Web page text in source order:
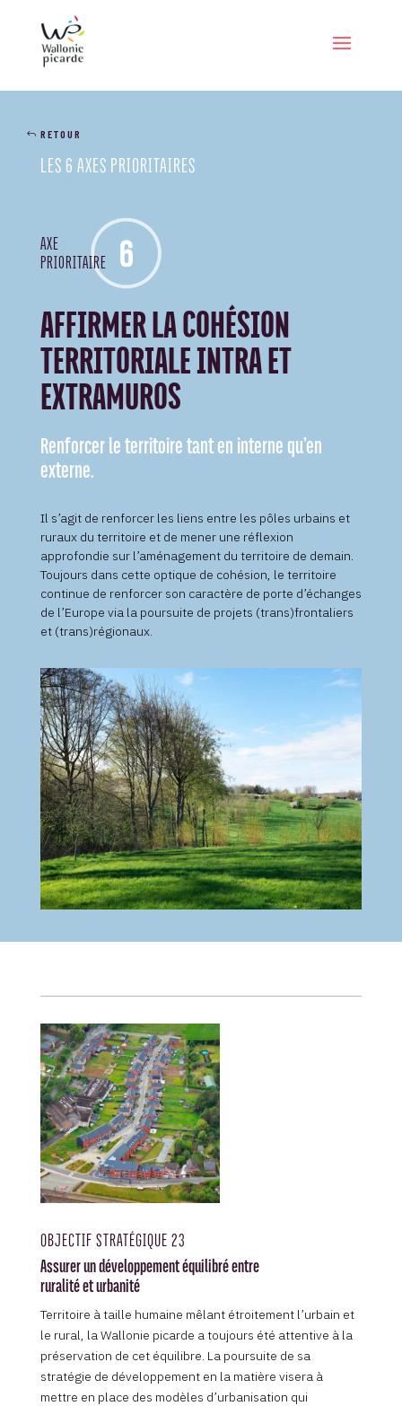
RETOUR
LES 6 AXES PRIORITAIRES
AXE
PRIORITAIRE
AFFIRMER LA COHÉSION
TERRITORIALE INTRA ET
EXTRAMUROS
Renforcer le territoire tant en interne qu’en
externe.
Il s’agit de renforcer les liens entre les pôles urbains et
ruraux du territoire et de mener une réflexion
approfondie sur l’aménagement du territoire de demain.
Toujours dans cette optique de cohésion, le territoire
continue de renforcer son caractère de porte d’échanges
de l’Europe via la poursuite de projets (trans)frontaliers
et (trans)régionaux.
OBJECTIF STRATÉGIQUE 23
Assurer un développement équilibré entre
ruralité et urbanité
Territoire à taille humaine mêlant étroitement l’urbain et
le rural, la Wallonie picarde a toujours été attentive à la
préservation de cet équilibre. La poursuite de sa
stratégie de développement en la matière visera à
mettre en place des modèles d’urbanisation qui